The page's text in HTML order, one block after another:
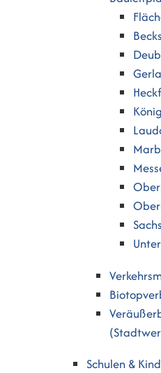
Schulen &